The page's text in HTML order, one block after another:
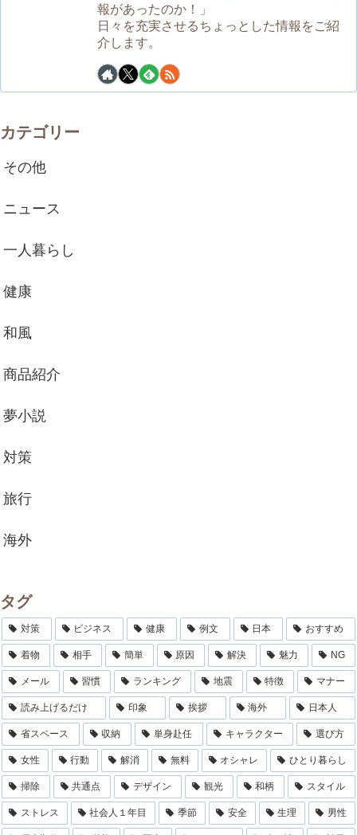
報があったのか！」
日々を充実させるちょっとした情報をご紹
介します。
カテゴリー
その他
ニュース
一人暮らし
健康
和風
商品紹介
夢小説
対策
旅行
海外
タグ
対策 ビジネス 健康 例文 日本 おすすめ
着物 相手 簡単 原因 解決 魅力 NG
メール 習慣 ランキング 地震 特徴 マナー
読み上げるだけ 印象 挨拶 海外 日本人
省スペース 収納 単身赴任 キャラクター 選び方
女性 行動 解消 無料 オシャレ ひとり暮らし
掃除 共通点 デザイン 観光 和柄 スタイル
ストレス 社会人１年目 季節 安全 生理 男性